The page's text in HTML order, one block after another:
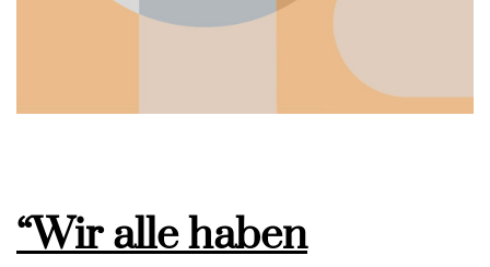
“Wir alle haben